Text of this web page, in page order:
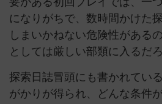
になりがちで、数時間かけた
しまいかねない危険性がある
としては厳しい部類に入るだろ
探索日誌冒頭にも書かれてい
がかりが得られ、どんな条件